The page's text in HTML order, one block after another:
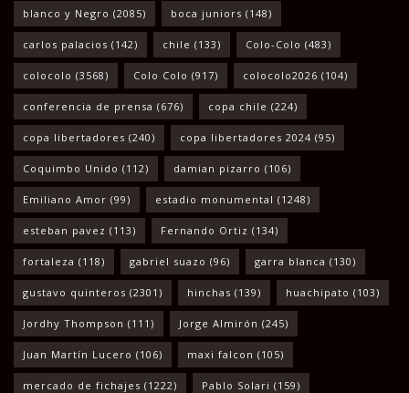
blanco y Negro (2085) boca juniors (148)
carlos palacios (142) chile (133) Colo-Colo (483)
colocolo (3568) Colo Colo (917) colocolo2026 (104)
conferencia de prensa (676) copa chile (224)
copa libertadores (240) copa libertadores 2024 (95)
Coquimbo Unido (112) damian pizarro (106)
Emiliano Amor (99) estadio monumental (1248)
esteban pavez (113) Fernando Ortiz (134)
fortaleza (118) gabriel suazo (96) garra blanca (130)
gustavo quinteros (2301) hinchas (139) huachipato (103)
Jordhy Thompson (111) Jorge Almirón (245)
Juan Martín Lucero (106) maxi falcon (105)
mercado de fichajes (1222) Pablo Solari (159)